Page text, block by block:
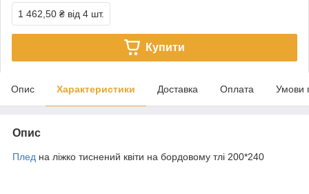
1 462,50 ₴ від 4 шт.
Купити
Опис Характеристики Доставка Оплата Умови
Опис
Плед на ліжко тиснений квіти на бордовому тлі 200*240